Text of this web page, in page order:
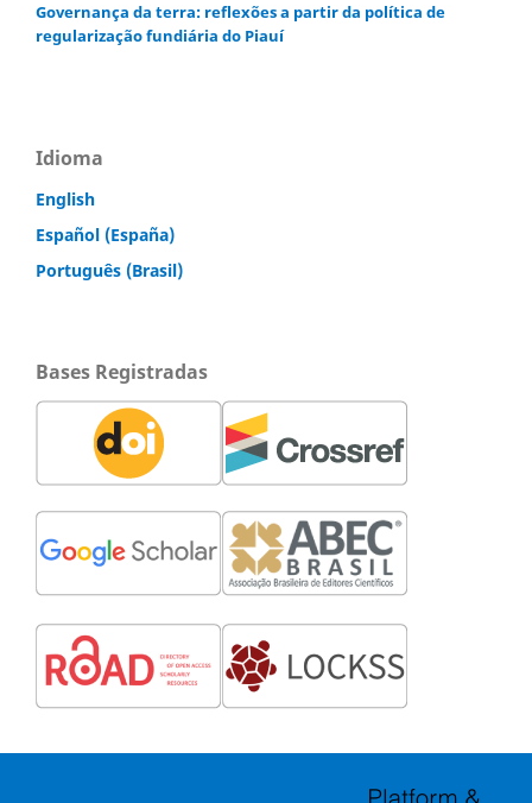
Governança da terra: reflexões a partir da política de
regularização fundiária do Piauí
Idioma
English
Español (España)
Português (Brasil)
Bases Registradas